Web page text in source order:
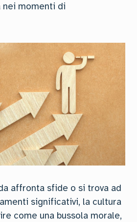
nei momenti di
affronta sfide o si trova ad
significativi, la cultura
come una bussola morale,